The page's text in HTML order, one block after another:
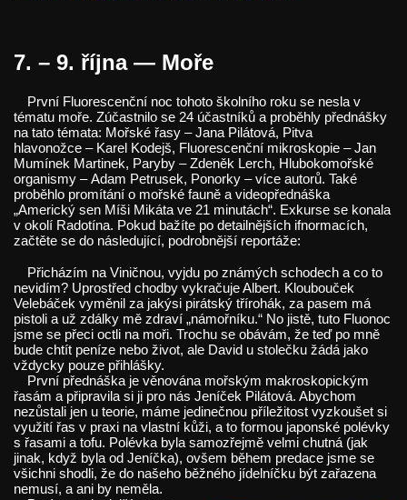
7. – 9. října — Moře
První Fluorescenční noc tohoto školního roku se nesla v
tématu moře. Zúčastnilo se 24 účastníků a proběhly přednášky
na tato témata: Mořské řasy – Jana Pilátová, Pitva
hlavonožce – Karel Kodejš, Fluorescenční mikroskopie – Jan
Mumínek Martinek, Paryby – Zdeněk Lerch, Hlubokomořské
organismy – Adam Petrusek, Ponorky – více autorů. Také
proběhlo promítání o mořské fauně a videopřednáška
„Americký sen Míši Mikáta ve 21 minutách“. Exkurse se konala
v okolí Radotína. Pokud bažíte po detailnějších ifnormacích,
začtěte se do následující, podrobnější reportáže:
Přicházím na Viničnou, vyjdu po známých schodech a co to
nevidím? Uprostřed chodby vykračuje Albert. Kloubouček
Velebáček vyměnil za jakýsi pirátský třírohák, za pasem má
pistoli a už zdálky mě zdraví „námořníku.“ No jistě, tuto Fluonoc
jsme se přeci octli na moři. Trochu se obávám, že teď po mně
bude chtít peníze nebo život, ale David u stolečku žádá jako
vždycky pouze přihlášky.
První přednáška je věnována mořským makroskopickým
řasám a připravila si ji pro nás Jeníček Pilátová. Abychom
nezůstali jen u teorie, máme jedinečnou příležitost vyzkoušet si
využití řas v praxi na vlastní kůži, a to formou japonské polévky
s řasami a tofu. Polévka byla samozřejmě velmi chutná (jak
jinak, když byla od Jeníčka), ovšem během predace jsme se
všichni shodli, že do našeho běžného jídelníčku být zařazena
nemusí, a ani by neměla.